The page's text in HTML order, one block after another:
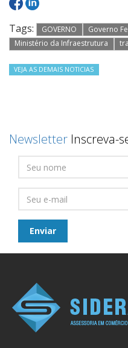
Tags: GOVERNO Governo
Ministério da Infraestrutura
VEJA AS DEMAIS NOTICIAS
Newsletter Inscreva-